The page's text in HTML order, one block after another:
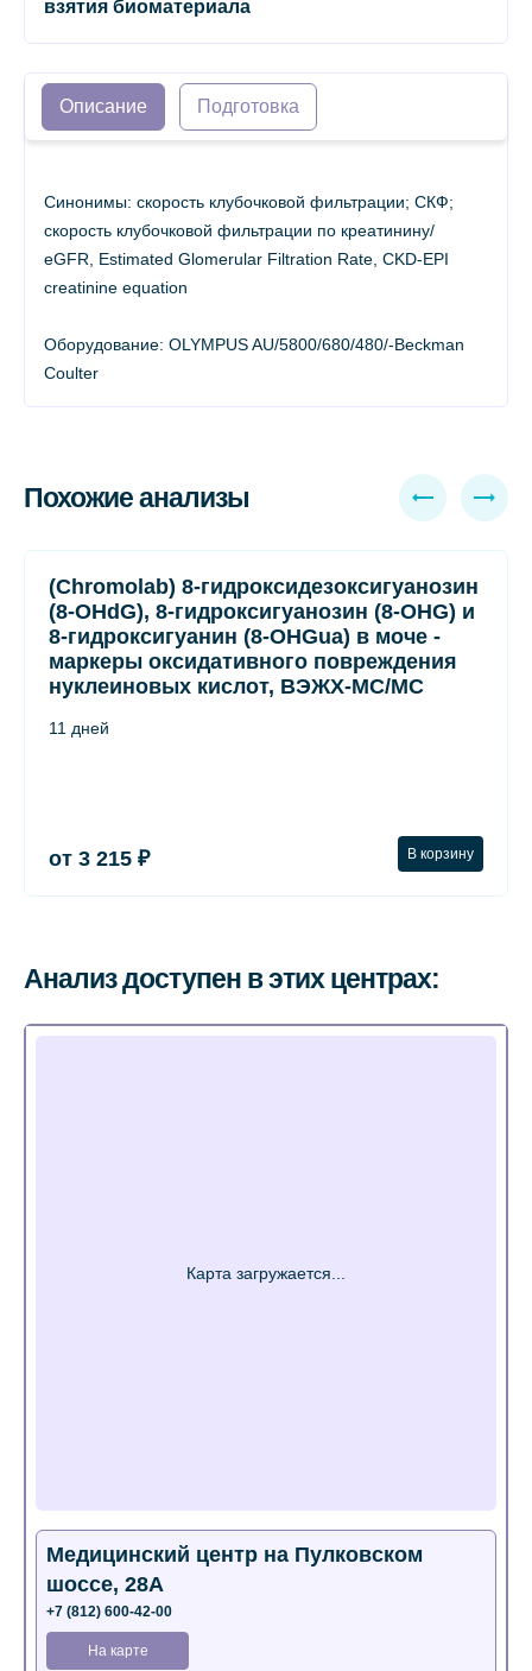
взятия биоматериала
Описание Подготовка
Синонимы: скорость клубочковой фильтрации; СКФ;
скорость клубочковой фильтрации по креатинину/
eGFR, Estimated Glomerular Filtration Rate, CKD-EPI
creatinine equation
Оборудование: OLYMPUS AU/5800/680/480/-Beckman
Coulter
Похожие анализы
(Chromolab) 8-гидроксидезоксигуанозин
(8-OHdG), 8-гидроксигуанозин (8-OHG) и
8-гидроксигуанин (8-OHGua) в моче -
маркеры оксидативного повреждения
нуклеиновых кислот, ВЭЖХ-МС/МС
11 дней
от 3 215 ₽ В корзину
Анализ доступен в этих центрах:
Медицинский центр на Пулковском
шоссе, 28А
+7 (812) 600-42-00
На карте